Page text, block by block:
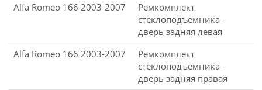
Alfa Romeo 166 2003-2007
Ремкомплект
стеклоподъемника -
дверь задняя левая
Alfa Romeo 166 2003-2007
Ремкомплект
стеклоподъемника -
дверь задняя правая